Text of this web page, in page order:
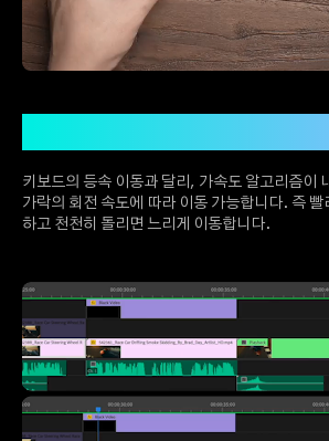
키보드의 등속 이동과 달리, 가속도 알고리즘이
가락의 회전 속도에 따라 이동 가능합니다. 즉 빨
하고 천천히 돌리면 느리게 이동합니다.